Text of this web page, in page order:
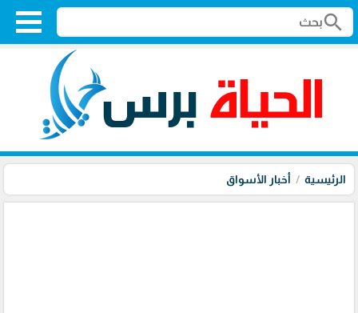
search
الرئيسية أخبار الأسواق